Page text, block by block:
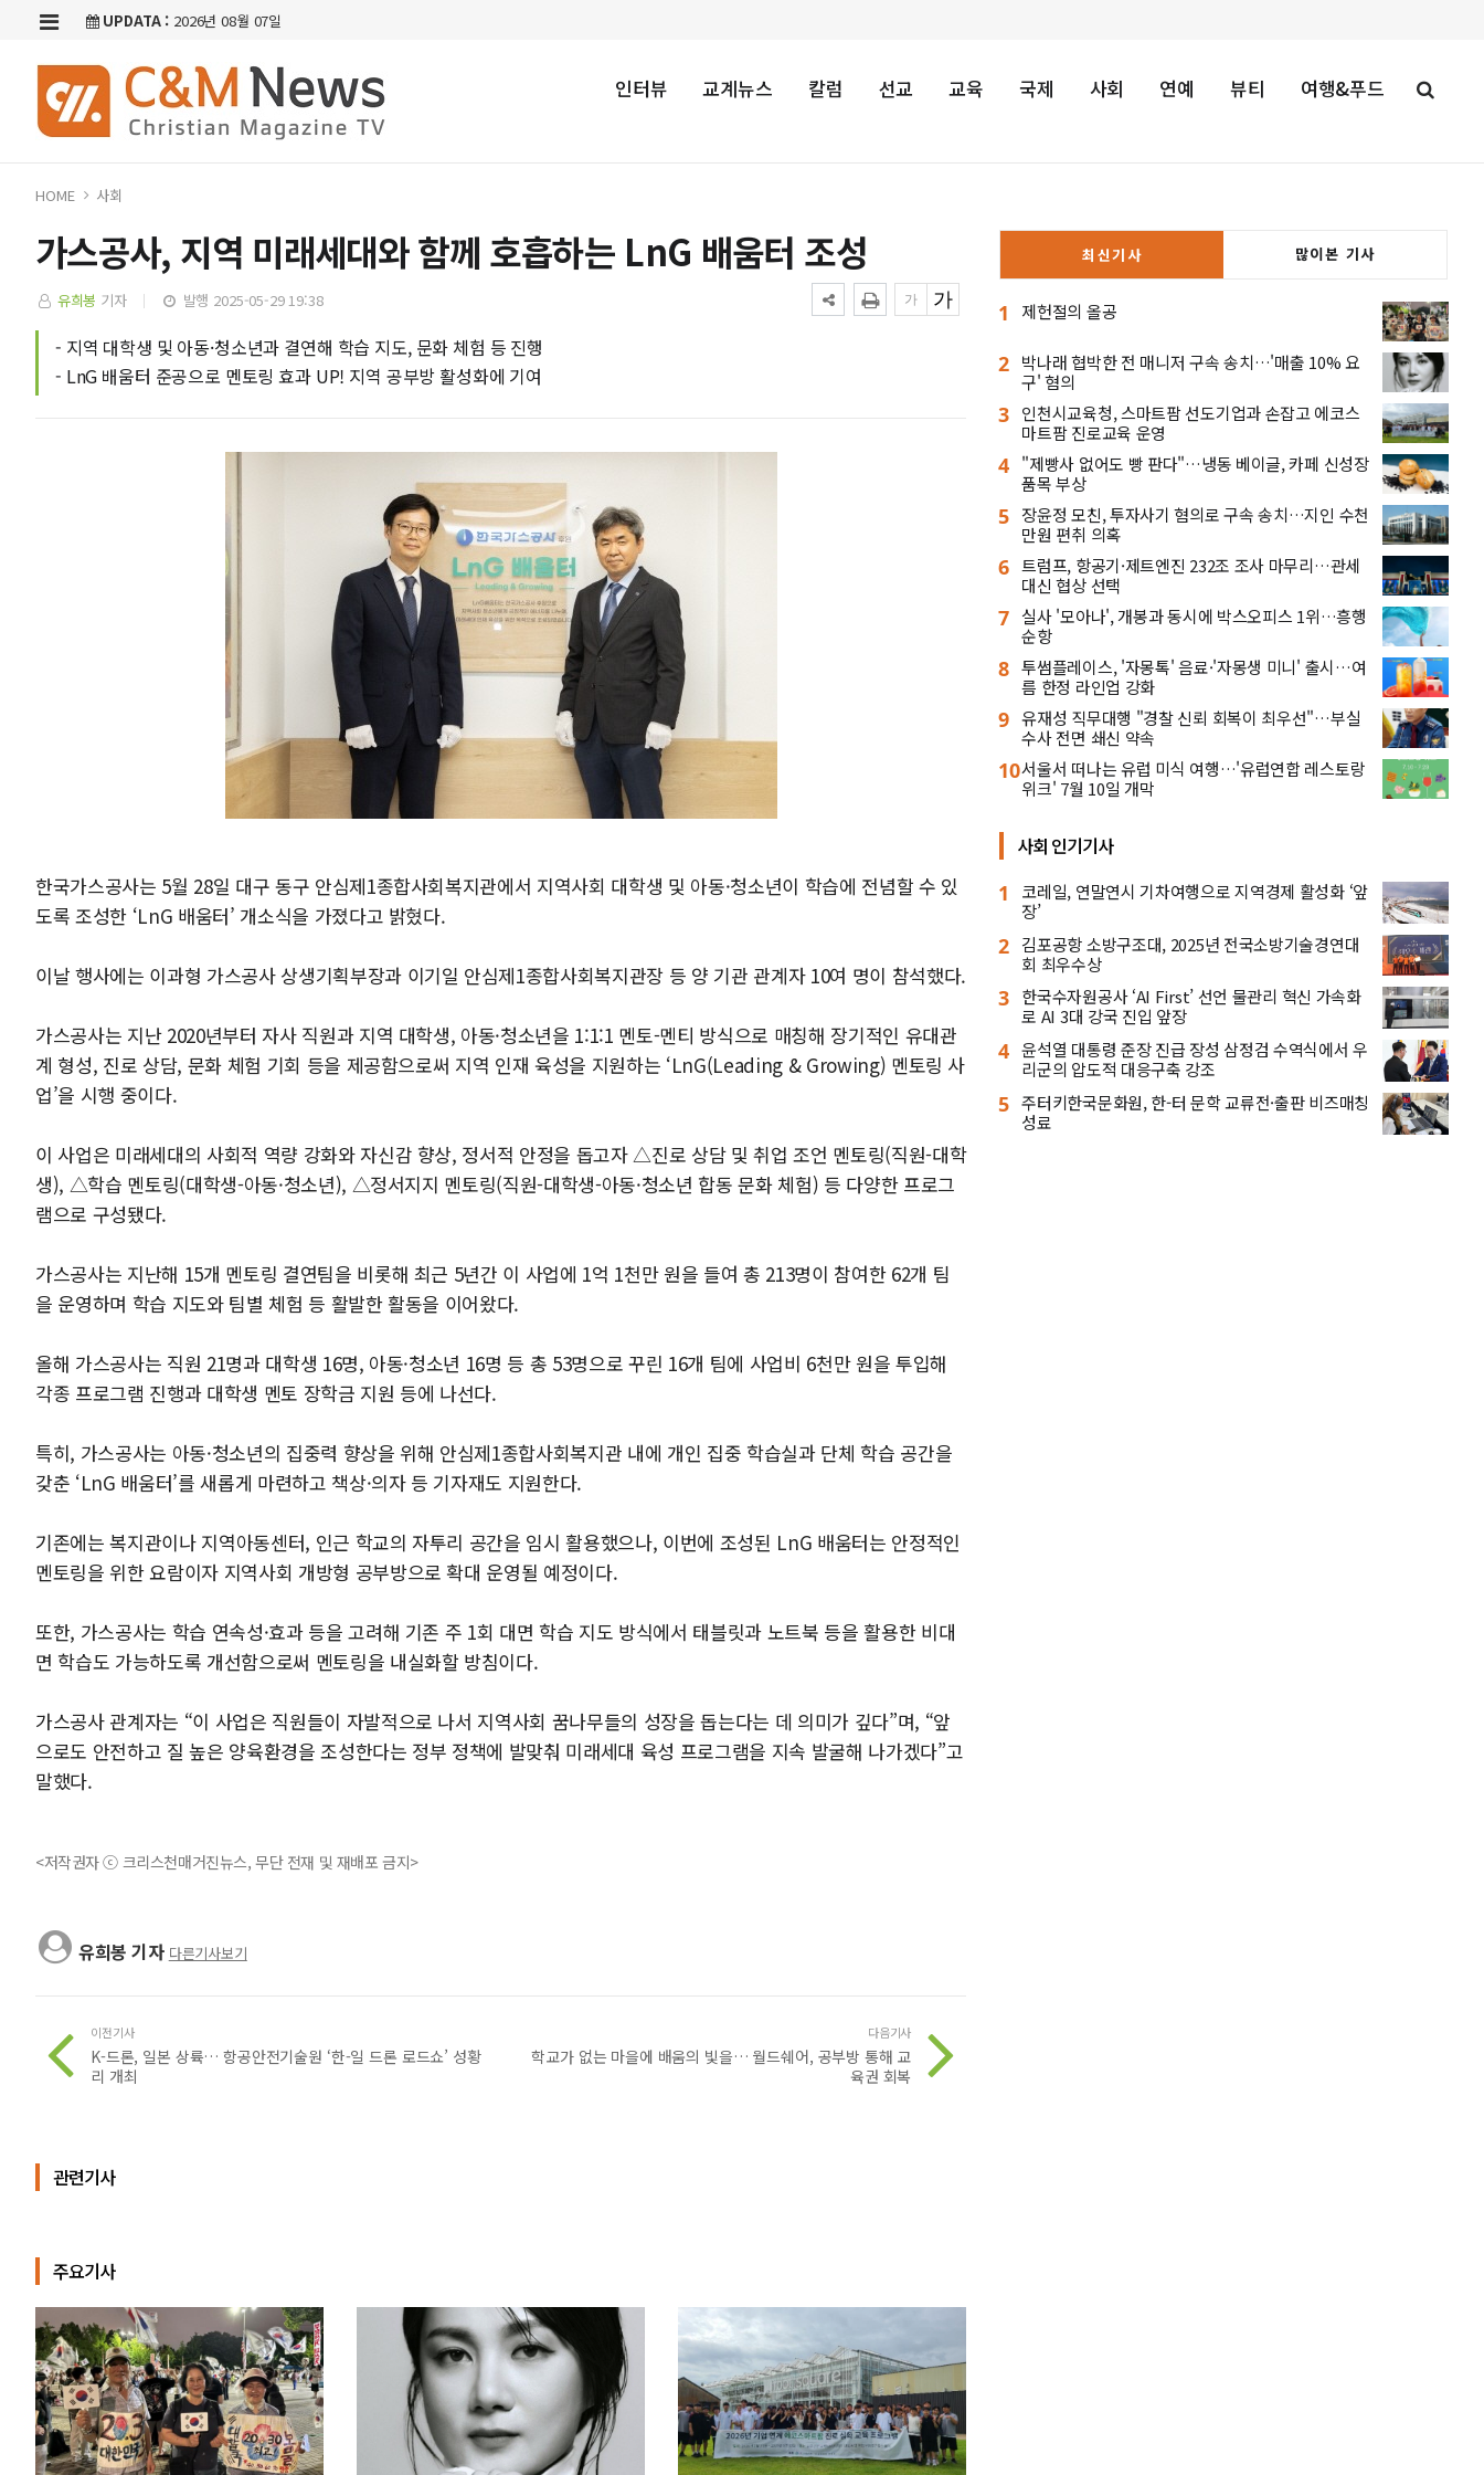
UPDATA : 2026년 08월 07일
인터뷰 교계뉴스 칼럼 선교 교육 국제 사회 연예 뷰티 여행&푸드
HOME 사회
가스공사, 지역 미래세대와 함께 호흡하는 LnG 배움터 조성
유희봉 기자 발행 2025-05-29 19:38
- 지역 대학생 및 아동·청소년과 결연해 학습 지도, 문화 체험 등 진행
- LnG 배움터 준공으로 멘토링 효과 UP! 지역 공부방 활성화에 기여
한국가스공사는 5월 28일 대구 동구 안심제1종합사회복지관에서 지역사회 대학생 및 아동·청소년이 학습에 전념할 수 있
도록 조성한 ‘LnG 배움터’ 개소식을 가졌다고 밝혔다.
이날 행사에는 이과형 가스공사 상생기획부장과 이기일 안심제1종합사회복지관장 등 양 기관 관계자 10여 명이 참석했다.
가스공사는 지난 2020년부터 자사 직원과 지역 대학생, 아동·청소년을 1:1:1 멘토-멘티 방식으로 매칭해 장기적인 유대관
계 형성, 진로 상담, 문화 체험 기회 등을 제공함으로써 지역 인재 육성을 지원하는 ‘LnG(Leading & Growing) 멘토링 사
업’을 시행 중이다.
이 사업은 미래세대의 사회적 역량 강화와 자신감 향상, 정서적 안정을 돕고자 △진로 상담 및 취업 조언 멘토링(직원-대학
생), △학습 멘토링(대학생-아동·청소년), △정서지지 멘토링(직원-대학생-아동·청소년 합동 문화 체험) 등 다양한 프로그
램으로 구성됐다.
가스공사는 지난해 15개 멘토링 결연팀을 비롯해 최근 5년간 이 사업에 1억 1천만 원을 들여 총 213명이 참여한 62개 팀
을 운영하며 학습 지도와 팀별 체험 등 활발한 활동을 이어왔다.
올해 가스공사는 직원 21명과 대학생 16명, 아동·청소년 16명 등 총 53명으로 꾸린 16개 팀에 사업비 6천만 원을 투입해
각종 프로그램 진행과 대학생 멘토 장학금 지원 등에 나선다.
특히, 가스공사는 아동·청소년의 집중력 향상을 위해 안심제1종합사회복지관 내에 개인 집중 학습실과 단체 학습 공간을
갖춘 ‘LnG 배움터’를 새롭게 마련하고 책상·의자 등 기자재도 지원한다.
기존에는 복지관이나 지역아동센터, 인근 학교의 자투리 공간을 임시 활용했으나, 이번에 조성된 LnG 배움터는 안정적인
멘토링을 위한 요람이자 지역사회 개방형 공부방으로 확대 운영될 예정이다.
또한, 가스공사는 학습 연속성·효과 등을 고려해 기존 주 1회 대면 학습 지도 방식에서 태블릿과 노트북 등을 활용한 비대
면 학습도 가능하도록 개선함으로써 멘토링을 내실화할 방침이다.
가스공사 관계자는 “이 사업은 직원들이 자발적으로 나서 지역사회 꿈나무들의 성장을 돕는다는 데 의미가 깊다”며, “앞
으로도 안전하고 질 높은 양육환경을 조성한다는 정부 정책에 발맞춰 미래세대 육성 프로그램을 지속 발굴해 나가겠다”고
말했다.
<저작권자 ⓒ 크리스천매거진뉴스, 무단 전재 및 재배포 금지>
유희봉 기자 다른기사보기
이전기사
K-드론, 일본 상륙… 항공안전기술원 ‘한-일 드론 로드쇼’ 성황
리 개최
다음기사
학교가 없는 마을에 배움의 빛을… 월드쉐어, 공부방 통해 교
육권 회복
관련기사
주요기사
최신기사 많이본 기사
1 제헌절의 올공
2 박나래 협박한 전 매니저 구속 송치…'매출 10% 요
구' 혐의
3 인천시교육청, 스마트팜 선도기업과 손잡고 에코스
마트팜 진로교육 운영
4 "제빵사 없어도 빵 판다"…냉동 베이글, 카페 신성장
품목 부상
5 장윤정 모친, 투자사기 혐의로 구속 송치…지인 수천
만원 편취 의혹
6 트럼프, 항공기·제트엔진 232조 조사 마무리…관세
대신 협상 선택
7 실사 '모아나', 개봉과 동시에 박스오피스 1위…흥행
순항
8 투썸플레이스, '자몽톡' 음료·'자몽생 미니' 출시…여
름 한정 라인업 강화
9 유재성 직무대행 "경찰 신뢰 회복이 최우선"…부실
수사 전면 쇄신 약속
10서울서 떠나는 유럽 미식 여행…'유럽연합 레스토랑
위크' 7월 10일 개막
사회 인기기사
1
코레일, 연말연시 기차여행으로 지역경제 활성화 ‘앞
장’
2 김포공항 소방구조대, 2025년 전국소방기술경연대
회 최우수상
3 한국수자원공사 ‘AI First’ 선언 물관리 혁신 가속화
로 AI 3대 강국 진입 앞장
4 윤석열 대통령 준장 진급 장성 삼정검 수역식에서 우
리군의 압도적 대응구축 강조
5 주터키한국문화원, 한-터 문학 교류전·출판 비즈매칭
성료